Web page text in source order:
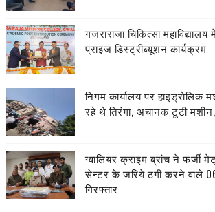
गजराराजा चिकित्सा
प्राइज डिस्ट्रीब्यूशन कार्यक्रम
निगम कार्यालय पर हाइड्राेलिक
रहे थे तिरंगा, अचानक टूटी
ग्वालियर क्राइम ब्रांच ने फर्जी
सेन्टर के जरिये ठगी करने वाले 06
गिरफ्तार